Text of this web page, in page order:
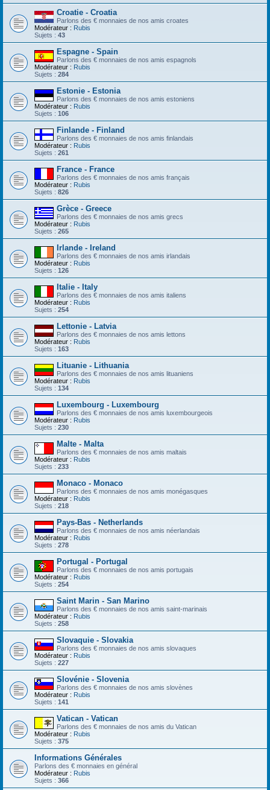
Croatie - Croatia
Parlons des € monnaies de nos amis croates
Modérateur : Rubis
Sujets : 43
Espagne - Spain
Parlons des € monnaies de nos amis espagnols
Modérateur : Rubis
Sujets : 284
Estonie - Estonia
Parlons des € monnaies de nos amis estoniens
Modérateur : Rubis
Sujets : 106
Finlande - Finland
Parlons des € monnaies de nos amis finlandais
Modérateur : Rubis
Sujets : 261
France - France
Parlons des € monnaies de nos amis français
Modérateur : Rubis
Sujets : 826
Grèce - Greece
Parlons des € monnaies de nos amis grecs
Modérateur : Rubis
Sujets : 265
Irlande - Ireland
Parlons des € monnaies de nos amis irlandais
Modérateur : Rubis
Sujets : 126
Italie - Italy
Parlons des € monnaies de nos amis italiens
Modérateur : Rubis
Sujets : 254
Lettonie - Latvia
Parlons des € monnaies de nos amis lettons
Modérateur : Rubis
Sujets : 163
Lituanie - Lithuania
Parlons des € monnaies de nos amis lituaniens
Modérateur : Rubis
Sujets : 134
Luxembourg - Luxembourg
Parlons des € monnaies de nos amis luxembourgeois
Modérateur : Rubis
Sujets : 230
Malte - Malta
Parlons des € monnaies de nos amis maltais
Modérateur : Rubis
Sujets : 233
Monaco - Monaco
Parlons des € monnaies de nos amis monégasques
Modérateur : Rubis
Sujets : 218
Pays-Bas - Netherlands
Parlons des € monnaies de nos amis néerlandais
Modérateur : Rubis
Sujets : 278
Portugal - Portugal
Parlons des € monnaies de nos amis portugais
Modérateur : Rubis
Sujets : 254
Saint Marin - San Marino
Parlons des € monnaies de nos amis saint-marinais
Modérateur : Rubis
Sujets : 258
Slovaquie - Slovakia
Parlons des € monnaies de nos amis slovaques
Modérateur : Rubis
Sujets : 227
Slovénie - Slovenia
Parlons des € monnaies de nos amis slovènes
Modérateur : Rubis
Sujets : 141
Vatican - Vatican
Parlons des € monnaies de nos amis du Vatican
Modérateur : Rubis
Sujets : 375
Informations Générales
Parlons des € monnaies en général
Modérateur : Rubis
Sujets : 366